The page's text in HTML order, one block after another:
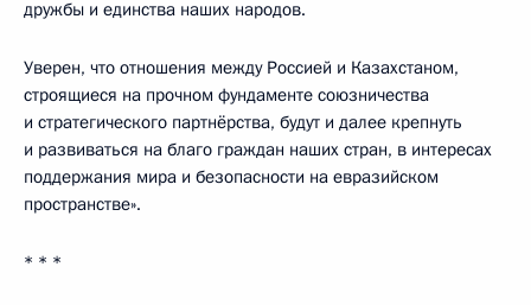
дружбы и единства наших народов.
Уверен, что отношения между Россией и Казахстаном,
строящиеся на прочном фундаменте союзничества
и стратегического партнёрства, будут и далее крепнуть
и развиваться на благо граждан наших стран, в интересах
поддержания мира и безопасности на евразийском
пространстве».
* * *